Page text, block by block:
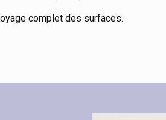
complet des surfaces.